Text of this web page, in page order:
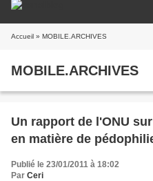
Accueil » MOBILE.ARCHIVES
MOBILE.ARCHIVES
Un rapport de l'ONU
en matière de
Publié le 23/01/2011 à 18:02
Par Ceri